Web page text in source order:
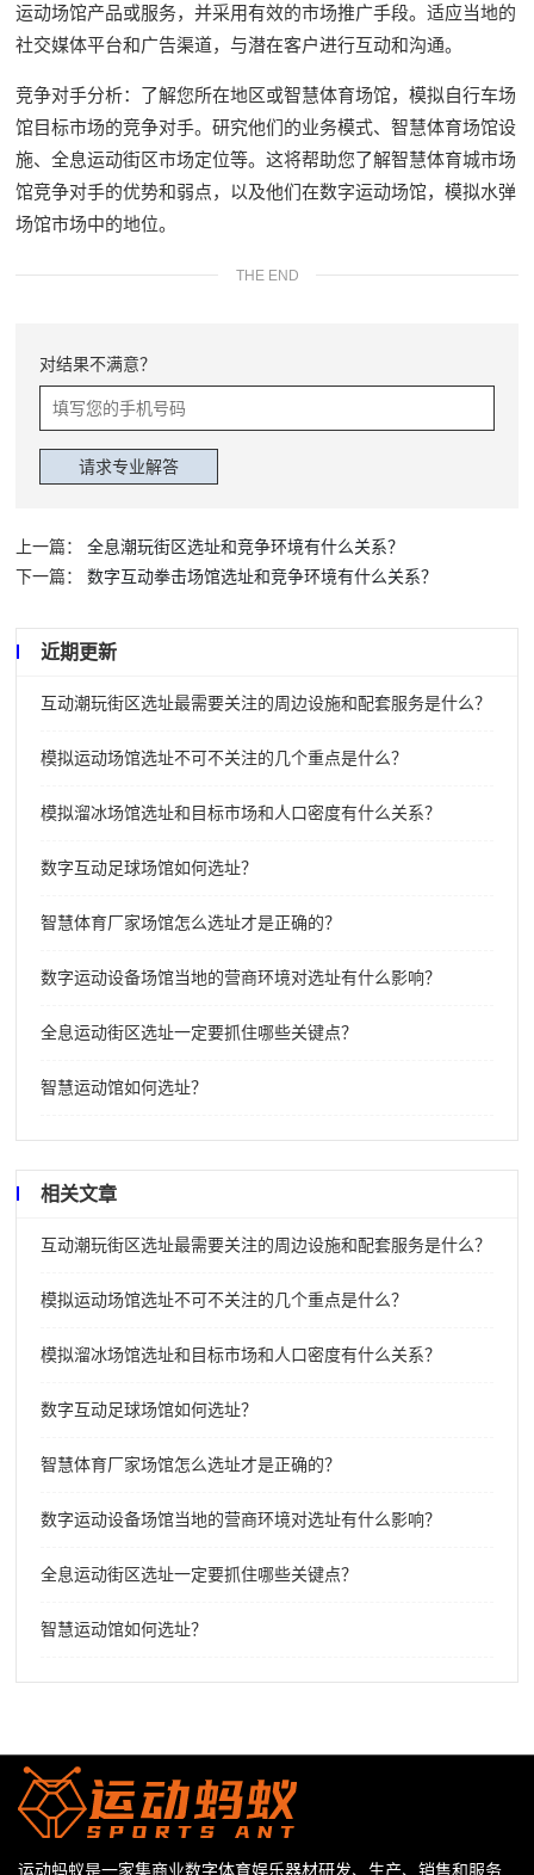
运动场馆产品或服务，并采用有效的市场推广手段。适应当地的
社交媒体平台和广告渠道，与潜在客户进行互动和沟通。
竞争对手分析：了解您所在地区或智慧体育场馆，模拟自行车场
馆目标市场的竞争对手。研究他们的业务模式、智慧体育场馆设
施、全息运动街区市场定位等。这将帮助您了解智慧体育城市场
馆竞争对手的优势和弱点，以及他们在数字运动场馆，模拟水弹
场馆市场中的地位。
THE END
对结果不满意？
上一篇：
全息潮玩街区选址和竞争环境有什么关系？
下一篇：
数字互动拳击场馆选址和竞争环境有什么关系？
近期更新
互动潮玩街区选址最需要关注的周边设施和配套服务是什么？
模拟运动场馆选址不可不关注的几个重点是什么？
模拟溜冰场馆选址和目标市场和人口密度有什么关系？
数字互动足球场馆如何选址？
智慧体育厂家场馆怎么选址才是正确的？
数字运动设备场馆当地的营商环境对选址有什么影响？
全息运动街区选址一定要抓住哪些关键点？
智慧运动馆如何选址？
相关文章
互动潮玩街区选址最需要关注的周边设施和配套服务是什么？
模拟运动场馆选址不可不关注的几个重点是什么？
模拟溜冰场馆选址和目标市场和人口密度有什么关系？
数字互动足球场馆如何选址？
智慧体育厂家场馆怎么选址才是正确的？
数字运动设备场馆当地的营商环境对选址有什么影响？
全息运动街区选址一定要抓住哪些关键点？
智慧运动馆如何选址？
运动蚂蚁是一家集商业数字体育娱乐器材研发、生产、销售和服务